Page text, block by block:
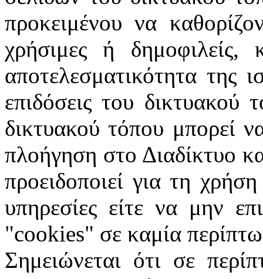
προκειμένου να
χρήσιμες ή
αποτελεσματικότητα της
επιδόσεις του δικτυακού
δικτυακού τόπου μπορεί
πλοήγηση στο Διαδίκτυο
προειδοποιεί για τη
υπηρεσίες είτε να μην
"cookies" σε καμία
Σημειώνεται ότι σε